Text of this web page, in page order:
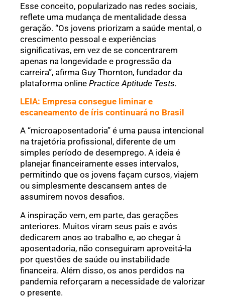
Esse conceito, popularizado nas redes sociais,
reflete uma mudança de mentalidade dessa
geração. “Os jovens priorizam a saúde mental, o
crescimento pessoal e experiências
significativas, em vez de se concentrarem
apenas na longevidade e progressão da
carreira”, afirma Guy Thornton, fundador da
plataforma online Practice Aptitude Tests.
LEIA: Empresa consegue liminar e
escaneamento de íris continuará no Brasil
A “microaposentadoria” é uma pausa intencional
na trajetória profissional, diferente de um
simples período de desemprego. A ideia é
planejar financeiramente esses intervalos,
permitindo que os jovens façam cursos, viajem
ou simplesmente descansem antes de
assumirem novos desafios.
A inspiração vem, em parte, das gerações
anteriores. Muitos viram seus pais e avós
dedicarem anos ao trabalho e, ao chegar à
aposentadoria, não conseguiram aproveitá-la
por questões de saúde ou instabilidade
financeira. Além disso, os anos perdidos na
pandemia reforçaram a necessidade de valorizar
o presente.